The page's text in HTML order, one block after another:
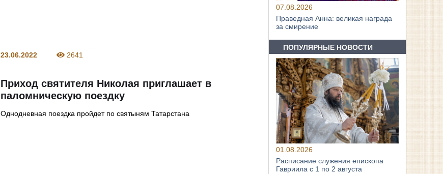
23.06.2022 2641
Приход святителя Николая приглашает в
паломническую поездку
Однодневная поездка пройдет по святыням Татарстана
07.08.2026
Праведная Анна: великая награда
за смирение
ПОПУЛЯРНЫЕ НОВОСТИ
01.08.2026
Расписание служения епископа
Гавриила с 1 по 2 августа